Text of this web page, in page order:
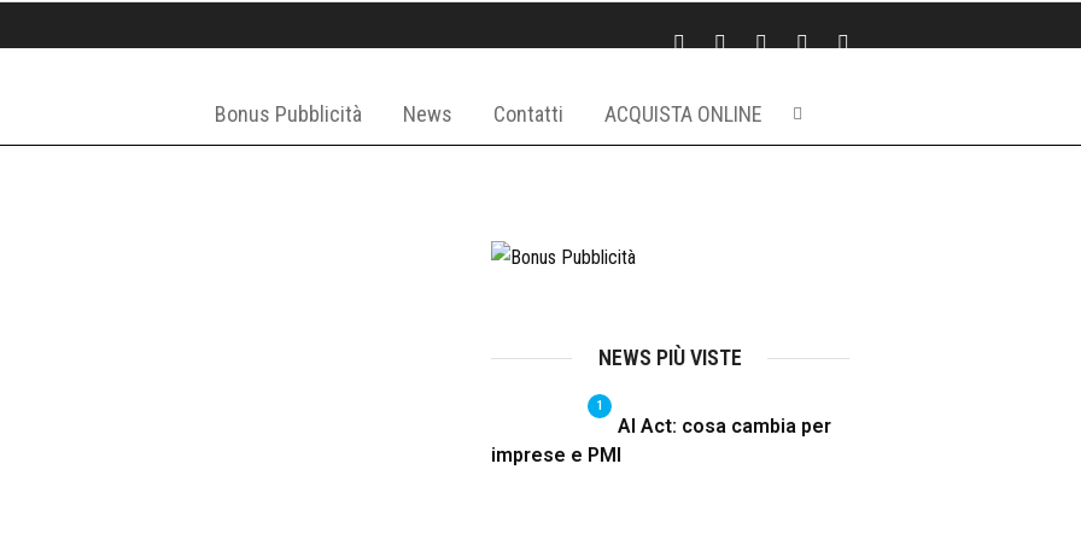
Bonus Pubblicità News Contatti ACQUISTA ONLINE
NEWS PIÙ VISTE
1
AI Act: cosa cambia per
imprese e PMI